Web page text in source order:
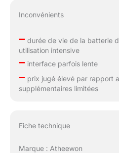
Inconvénients
–durée de vie de la batterie
utilisation intensive
–interface parfois lente
–prix jugé élevé par rapport
supplémentaires limitées
Fiche technique
Marque : Atheewon